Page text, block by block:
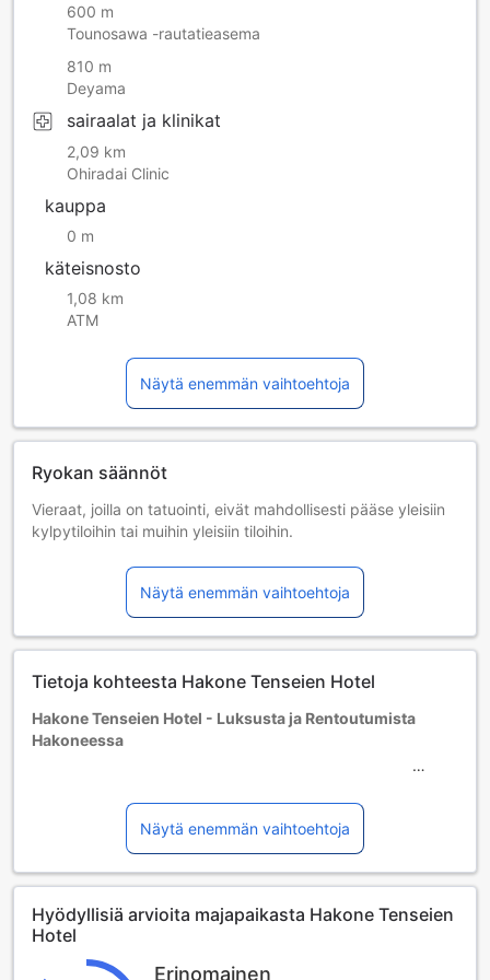
600 m
Tounosawa -rautatieasema
810 m
Deyama
sairaalat ja klinikat
2,09 km
Ohiradai Clinic
kauppa
0 m
käteisnosto
1,08 km
ATM
Näytä enemmän vaihtoehtoja
Ryokan säännöt
Vieraat, joilla on tatuointi, eivät mahdollisesti pääse yleisiin
kylpytiloihin tai muihin yleisiin tiloihin.
tarkista kunkin huoneen kohdalta huonekoko lisätietoa
Kun varaat enemmän kuin 5 huonetta, eri käytännöt ja
ehdot saattavat päteä.
Näytä enemmän vaihtoehtoja
Tietoja kohteesta Hakone Tenseien Hotel
Hakone Tenseien Hotel - Luksusta ja Rentoutumista
Hakoneessa
Hakone Tenseien Hotel, joka sijaitsee kauniissa Hakonen
kaupungissa Japanissa, tarjoaa vierailleen unohtumatonta
majoitusta, jossa yhdistyvät moderni mukavuus ja
perinteinen japanilainen vieraanvaraisuus. Tämä 3.5 tähden
hotelli, joka avattiin vuonna 2009, tarjoaa yhteensä 198
tilavaa huonetta, joissa on kaikki tarvittavat mukavuudet
rentouttavaan oleskeluun. Hotellin rauhallinen ympäristö ja
kauniit luonnonmaisemat tekevät siitä täydellisen paikan
Näytä enemmän vaihtoehtoja
Hyödyllisiä arvioita majapaikasta Hakone Tenseien
Hotel
Erinomainen